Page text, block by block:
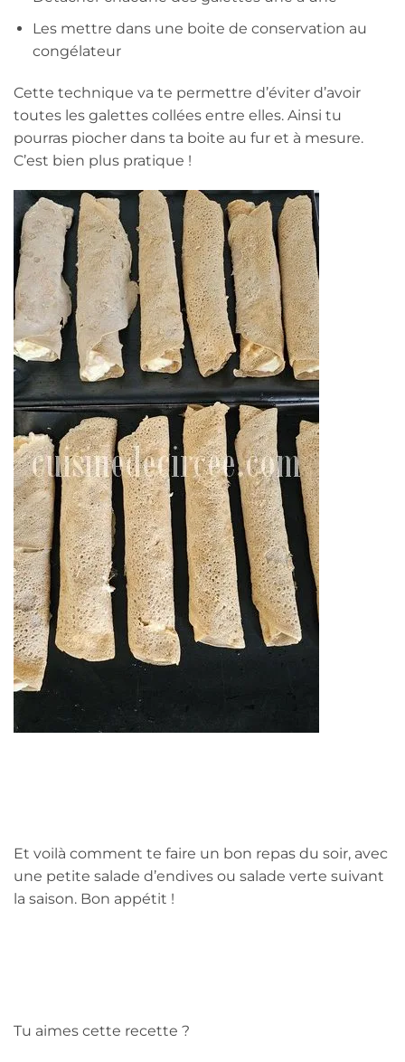
Les mettre dans une boite de conservation au
congélateur
Cette technique va te permettre d’éviter d’avoir
toutes les galettes collées entre elles. Ainsi tu
pourras piocher dans ta boite au fur et à mesure.
C’est bien plus pratique !
Et voilà comment te faire un bon repas du soir, avec
une petite salade d’endives ou salade verte suivant
la saison. Bon appétit !
Tu aimes cette recette ?